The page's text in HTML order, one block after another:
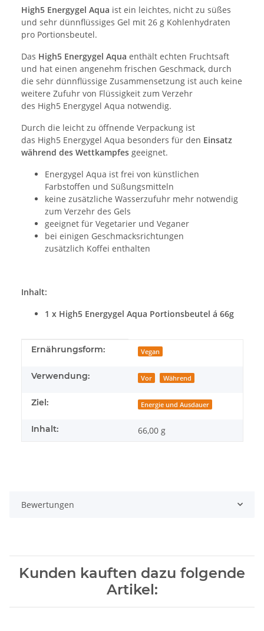
High5 Energygel Aqua ist ein leichtes, nicht zu süßes
und sehr dünnflüssiges Gel mit 26 g Kohlenhydraten
pro Portionsbeutel.
Das High5 Energygel Aqua enthält echten Fruchtsaft
und hat einen angenehm frischen Geschmack, durch
die sehr dünnflüssige Zusammensetzung ist auch keine
weitere Zufuhr von Flüssigkeit zum Verzehr
des High5 Energygel Aqua notwendig.
Durch die leicht zu öffnende Verpackung ist
das High5 Energygel Aqua besonders für den Einsatz
während des Wettkampfes geeignet.
Energygel Aqua ist frei von künstlichen
Farbstoffen und Süßungsmitteln
keine zusätzliche Wasserzufuhr mehr notwendig
zum Verzehr des Gels
geeignet für Vegetarier und Veganer
bei einigen Geschmacksrichtungen
zusätzlich Koffei enthalten
Inhalt:
1 x High5 Energygel Aqua Portionsbeutel á 66g
Produkteigenschaft
Wert
Ernährungsform: Vegan
Verwendung: Vor Während
Ziel: Energie und Ausdauer
Inhalt: 66,00 g
Bewertungen
Kunden kauften dazu folgende
Artikel: